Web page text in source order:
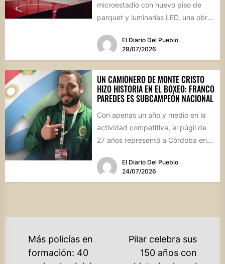
microestadio con nuevo piso de
parquet y luminarias LED, una obra
El Diario Del Pueblo
29/07/2026
UN CAMIONERO DE MONTE CRISTO
HIZO HISTORIA EN EL BOXEO: FRANCO
PAREDES ES SUBCAMPEÓN NACIONAL
Con apenas un año y medio en la
actividad competitiva, el púgil de
27 años representó a Córdoba en
El Diario Del Pueblo
24/07/2026
NAVEGACIÓN
Más policías en
formación: 40
Pilar celebra sus
150 años con